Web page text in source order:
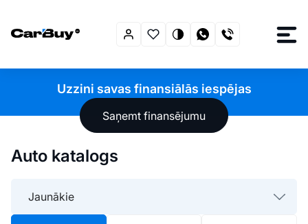
Uzzini savas finansiālās iespējas
Saņemt finansējumu
Auto katalogs
Jaunākie